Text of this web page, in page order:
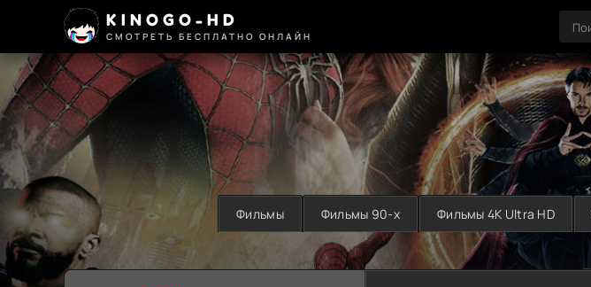
KINOGO-HD
СМОТРЕТЬ БЕСПЛАТНО ОНЛАЙН
Фильмы Фильмы 90-х Фильмы 4K Ultra HD